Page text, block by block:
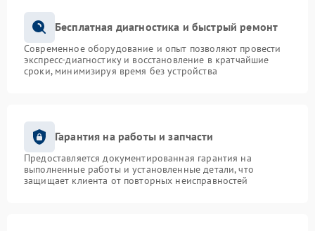
Бесплатная диагностика и быстрый ремонт
Современное оборудование и опыт позволяют провести
экспресс-диагностику и восстановление в кратчайшие
сроки, минимизируя время без устройства
Гарантия на работы и запчасти
Предоставляется документированная гарантия на
выполненные работы и установленные детали, что
защищает клиента от повторных неисправностей